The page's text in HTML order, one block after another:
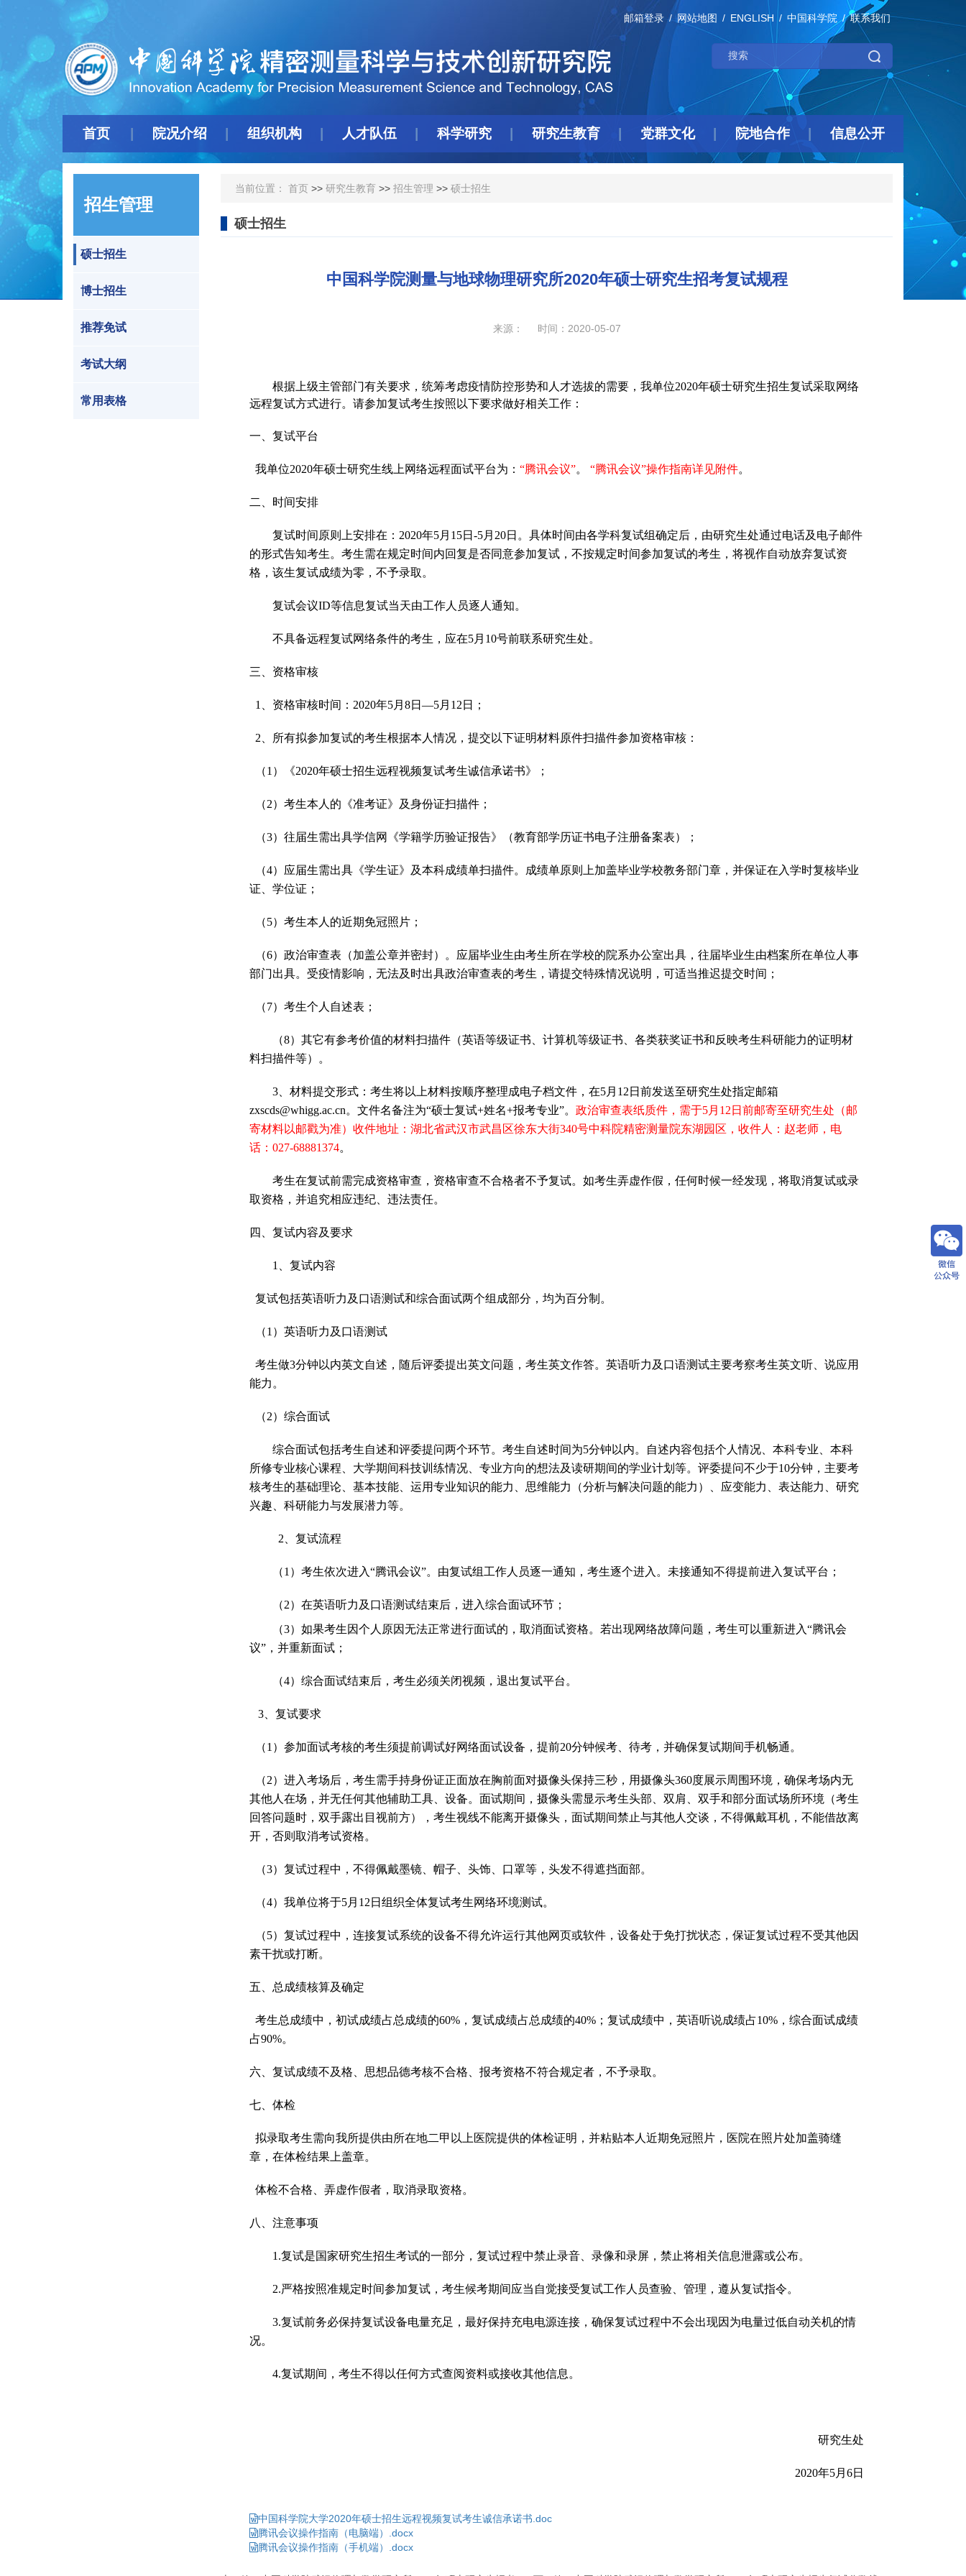
邮箱登录 网站地图 ENGLISH 中国科学院 联系我们
首页 院况介绍 组织机构 人才队伍 科学研究 研究生教育 党群文化 院地合作 信息公开
招生管理
硕士招生
博士招生
推荐免试
考试大纲
常用表格
当前位置： 首页 >> 研究生教育 >> 招生管理 >> 硕士招生
硕士招生
中国科学院测量与地球物理研究所2020年硕士研究生招考复试规程
来源： 时间：2020-05-07
根据上级主管部门有关要求，统筹考虑疫情防控形势和人才选拔的需要，我单位2020年硕士研究生招生复试采取网络
远程复试方式进行。请参加复试考生按照以下要求做好相关工作：
一、复试平台
我单位2020年硕士研究生线上网络远程面试平台为： “腾讯会议”。 “腾讯会议”操作指南详见附件。
二、时间安排
复试时间原则上安排在： 2020年5月 15日 -5月 20日。具体时间由各学科复试组确定后，由研究生处通过电话及电子邮件
的形式告知考生。考生需在规定时间内回复是否同意参加复试，不按规定时间参加复试的考生，将视作自动放弃复试资
格，该生复试成绩为零，不予录取。
复试会议ID等信息复试当天由工作人员逐人通知。
不具备远程复试网络条件的考生，应在5月 10号前联系研究生处。
三、资格审核
1 、资格审核时间： 2020年5月 8日—5月 12 日；
2 、所有拟参加复试的考生根据本人情况，提交以下证明材料原件扫描件参加资格审核：
（1 ）《2020年硕士招生远程视频复试考生诚信承诺书》；
（2）考生本人的《准考证》及身份证扫描件；
（3）往届生需出具学信网《学籍学历验证报告》（教育部学历证书电子注册备案表）；
（4）应届生需出具《学生证》及本科成绩单扫描件。成绩单原则上加盖毕业学校教务部门章，并保证在入学时复核毕业
证、学位证；
（5）考生本人的近期免冠照片；
（6）政治审查表（加盖公章并密封）。应届毕业生由考生所在学校的院系办公室出具，往届毕业生由档案所在单位人事
部门出具。受疫情影响，无法及时出具政治审查表的考生，请提交特殊情况说明，可适当推迟提交时间；
（7）考生个人自述表；
（8）其它有参考价值的材料扫描件（英语等级证书、计算机等级证书、各类获奖证书和反映考生科研能力的证明材
料扫描件等）。
3 、材料提交形式：考生将以上材料按顺序整理成电子档文件，在5月 12 日前发送至研究生处指定邮箱
zxscds@whigg.ac.cn。文件名备注为“硕士复试+姓名+报考专业”。 政治审查表纸质件，需于5月 12 日前邮寄至研究生处（邮
寄材料以邮戳为准）收件地址：湖北省武汉市武昌区徐东大街340号中科院精密测量院东湖园区，收件人：赵老师，电
话： 027-68881374。
考生在复试前需完成资格审查，资格审查不合格者不予复试。如考生弄虚作假，任何时候一经发现，将取消复试或录
取资格，并追究相应违纪、违法责任。
四、复试内容及要求
1 、复试内容
复试包括英语听力及口语测试和综合面试两个组成部分，均为百分制。
（1 ）英语听力及口语测试
考生做3分钟以内英文自述，随后评委提出英文问题，考生英文作答。英语听力及口语测试主要考察考生英文听、说应用
能力。
（2）综合面试
综合面试包括考生自述和评委提问两个环节。考生自述时间为5分钟以内。自述内容包括个人情况、本科专业、本科
所修专业核心课程、大学期间科技训练情况、专业方向的想法及读研期间的学业计划等。评委提问不少于10分钟，主要考
核考生的基础理论、基本技能、运用专业知识的能力、思维能力（分析与解决问题的能力）、应变能力、表达能力、研究
兴趣、科研能力与发展潜力等。
2 、复试流程
（1 ）考生依次进入“腾讯会议”。由复试组工作人员逐一通知，考生逐个进入。未接通知不得提前进入复试平台；
（2）在英语听力及口语测试结束后，进入综合面试环节；
（3）如果考生因个人原因无法正常进行面试的，取消面试资格。若出现网络故障问题，考生可以重新进入“腾讯会
议” ，并重新面试；
（4）综合面试结束后，考生必须关闭视频，退出复试平台。
3 复试要求
（1 ）参加面试考核的考生须提前调试好网络面试设备，提前20分钟候考、待考，并确保复试期间手机畅通。
（2）进入考场后，考生需手持身份证正面放在胸前面对摄像头保持三秒，用摄像头360度展示周围环境，确保考场内无
其他人在场，并无任何其他辅助工具、设备。面试期间，摄像头需显示考生头部、双肩、双手和部分面试场所环境（考生
回答问题时，双手露出目视前方），考生视线不能离开摄像头，面试期间禁止与其他人交谈，不得佩戴耳机，不能借故离
开，否则取消考试资格。
（3）复试过程中，不得佩戴墨镜、帽子、头饰、口罩等，头发不得遮挡面部。
（4）我单位将于5月 12 日组织全体复试考生网络环境测试。
（5）复试过程中，连接复试系统的设备不得允许运行其他网页或软件，设备处于免打扰状态，保证复试过程不受其他因
素干扰或打断。
五、总成绩核算及确定
考生总成绩中， 初试成绩占总成绩的60% ，复试成绩占总成绩的40% ；复试成绩中，英语听说成绩占10% ，综合面试成绩
占90%。
六、 复试成绩不及格、思想品德考核不合格、报考资格不符合规定者，不予录取。
七、体检
拟录取考生需向我所提供由所在地二甲以上医院提供的体检证明，并粘贴本人近期免冠照片，医院在照片处加盖骑缝
章，在体检结果上盖章。
体检不合格、弄虚作假者，取消录取资格。
八、注意事项
1.复试是国家研究生招生考试的一部分，复试过程中禁止录音、录像和录屏，禁止将相关信息泄露或公布。
2.严格按照准规定时间参加复试，考生候考期间应当自觉接受复试工作人员查验、管理，遵从复试指令。
3.复试前务必保持复试设备电量充足，最好保持充电电源连接，确保复试过程中不会出现因为电量过低自动关机的情
况。
4.复试期间，考生不得以任何方式查阅资料或接收其他信息。
研究生处
2020年5月 6日
中国科学院大学2020年硕士招生远程视频复试考生诚信承诺书.doc
腾讯会议操作指南（电脑端）.docx
腾讯会议操作指南（手机端）.docx